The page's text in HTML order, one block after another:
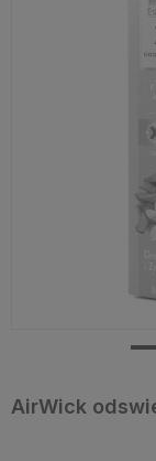
AirWick